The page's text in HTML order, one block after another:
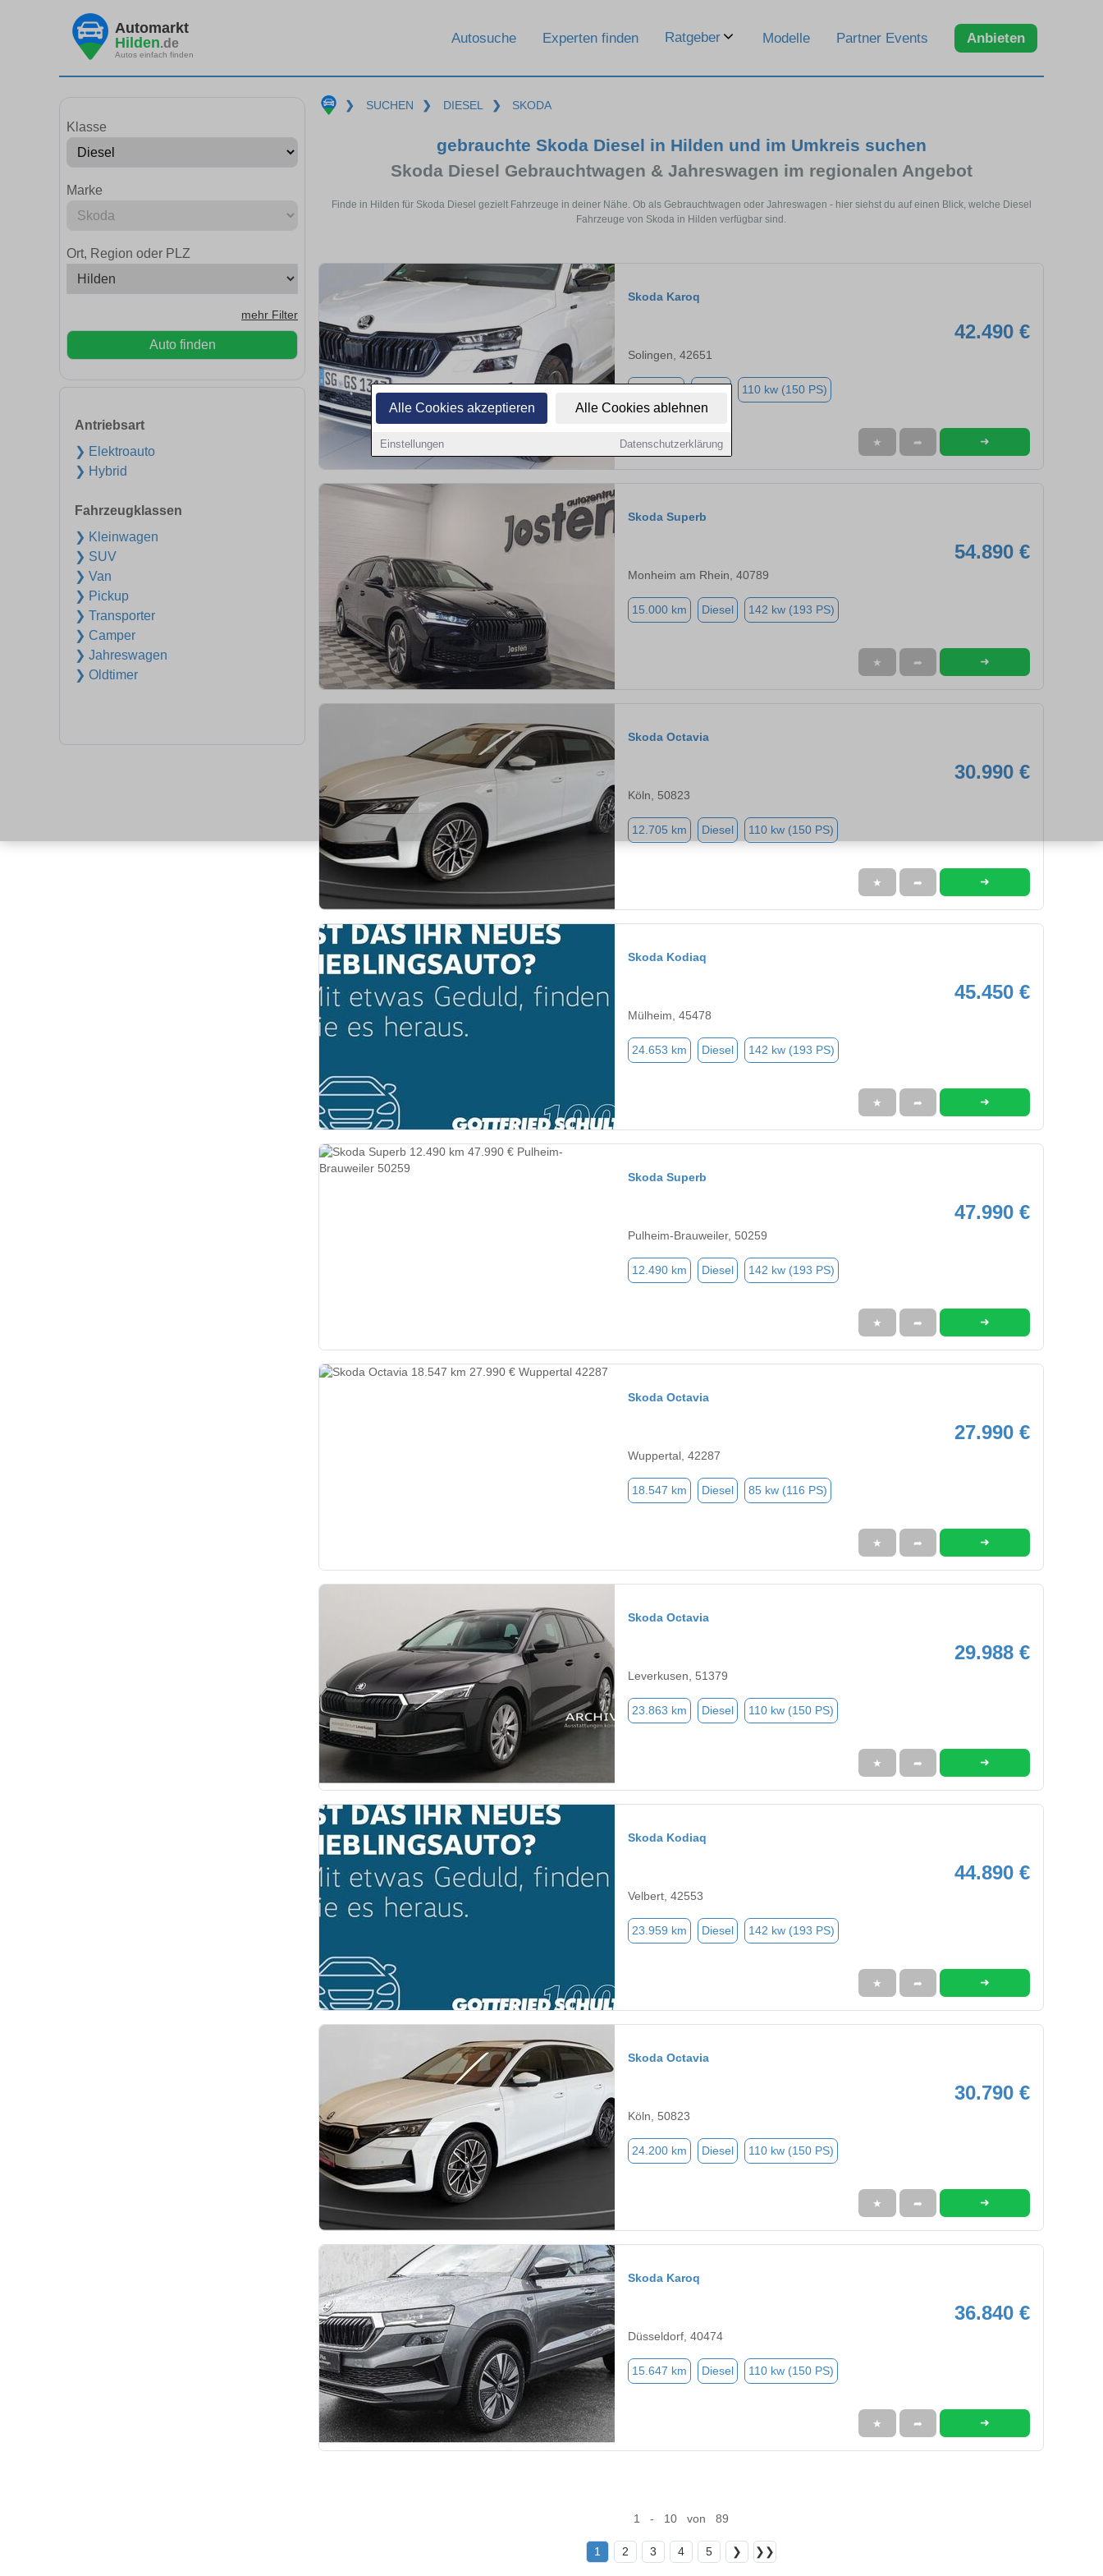
Alle Cookies akzeptieren Alle Cookies ablehnen
Einstellungen Datenschutzerklärung
Automarkt
Hilden.de
Autos einfach finden
Autosuche Experten finden Ratgeber Modelle Partner Events Anbieten
Klasse
Marke
Ort, Region oder PLZ
mehr Filter
Auto finden
Antriebsart
❯ Elektroauto
❯ Hybrid
Fahrzeugklassen
❯ Kleinwagen
❯ SUV
❯ Van
❯ Pickup
❯ Transporter
❯ Camper
❯ Jahreswagen
❯ Oldtimer
❯ SUCHEN ❯ DIESEL ❯ SKODA
gebrauchte Skoda Diesel in Hilden und im Umkreis suchen
Skoda Diesel Gebrauchtwagen & Jahreswagen im regionalen Angebot
Finde in Hilden für Skoda Diesel gezielt Fahrzeuge in deiner Nähe. Ob als Gebrauchtwagen oder Jahreswagen - hier siehst du auf einen Blick, welche Diesel
Fahrzeuge von Skoda in Hilden verfügbar sind.
Skoda Karoq
42.490 €
Solingen, 42651
110 kw (150 PS)
★ ➦ ➜
Skoda Superb
54.890 €
Monheim am Rhein, 40789
15.000 km Diesel 142 kw (193 PS)
★ ➦ ➜
Skoda Octavia
30.990 €
Köln, 50823
12.705 km Diesel 110 kw (150 PS)
★ ➦ ➜
Skoda Kodiaq
45.450 €
Mülheim, 45478
24.653 km Diesel 142 kw (193 PS)
★ ➦ ➜
Skoda Superb
47.990 €
Pulheim-Brauweiler, 50259
12.490 km Diesel 142 kw (193 PS)
★ ➦ ➜
Skoda Octavia
27.990 €
Wuppertal, 42287
18.547 km Diesel 85 kw (116 PS)
★ ➦ ➜
Skoda Octavia
29.988 €
Leverkusen, 51379
23.863 km Diesel 110 kw (150 PS)
★ ➦ ➜
Skoda Kodiaq
44.890 €
Velbert, 42553
23.959 km Diesel 142 kw (193 PS)
★ ➦ ➜
Skoda Octavia
30.790 €
Köln, 50823
24.200 km Diesel 110 kw (150 PS)
★ ➦ ➜
Skoda Karoq
36.840 €
Düsseldorf, 40474
15.647 km Diesel 110 kw (150 PS)
★ ➦ ➜
1 - 10 von 89
1 2 3 4 5 ❯ ❯❯